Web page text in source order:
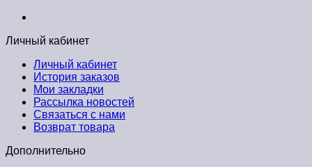
Личный кабинет
Личный кабинет
История заказов
Мои закладки
Рассылка новостей
Связаться с нами
Возврат товара
Дополнительно